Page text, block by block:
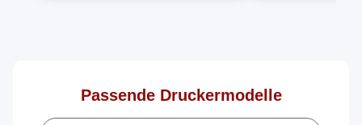
Passende Druckermodelle